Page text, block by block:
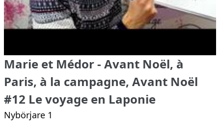
Marie et Médor - Avant Noël, à
Paris, à la campagne, Avant Noël
#12 Le voyage en Laponie
Nybörjare 1